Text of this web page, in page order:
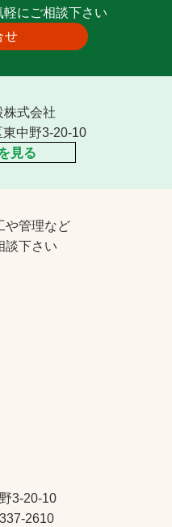
にご相談下さい
せ
株式会社
中野3-20-10
見る
や管理など
談下さい
3-20-10
2610